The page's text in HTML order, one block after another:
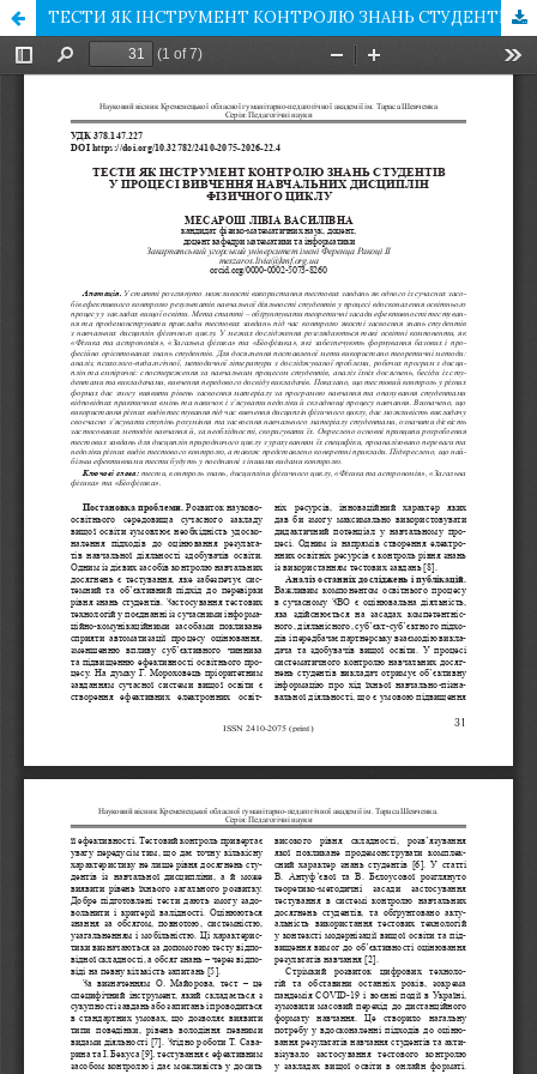
ТЕСТИ ЯК ІНСТРУМЕНТ КОНТРОЛЮ ЗНАНЬ СТУДЕНТІВ У ПРОЦЕСІ ВИВЧЕННЯ НАВЧАЛЬНИХ ДИСЦИПЛІН ФІЗИЧНОГО ЦИКЛУ